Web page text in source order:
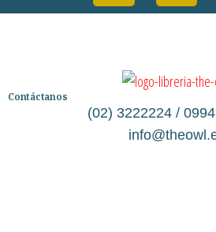
Contáctanos
(02) 3222224 /